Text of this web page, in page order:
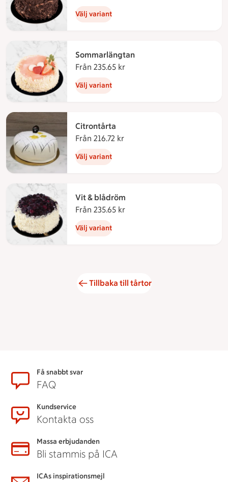
Välj variant
Sommarlängtan
Från 235.65 kr
Välj variant
Citrontårta
Från 216.72 kr
Välj variant
Vit & blådröm
Från 235.65 kr
Välj variant
Tillbaka till tårtor
SidfotFå snabbt svar
FAQ
Kundservice
Kontakta oss
Massa erbjudanden
Bli stammis på ICA
ICAs inspirationsmejl